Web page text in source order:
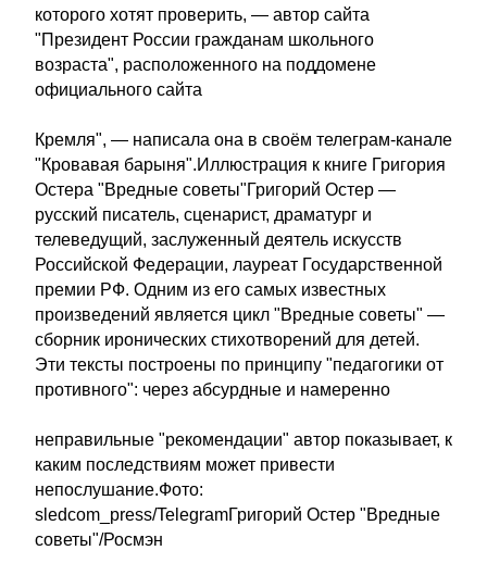
которого хотят проверить, — автор сайта
"Президент России гражданам школьного
возраста", расположенного на поддомене
официального сайта
Кремля", — написала она в своём телеграм-канале
"Кровавая барыня".Иллюстрация к книге Григория
Остера "Вредные советы"Григорий Остер —
русский писатель, сценарист, драматург и
телеведущий, заслуженный деятель искусств
Российской Федерации, лауреат Государственной
премии РФ. Одним из его самых известных
произведений является цикл "Вредные советы" —
сборник иронических стихотворений для детей.
Эти тексты построены по принципу "педагогики от
противного": через абсурдные и намеренно
неправильные "рекомендации" автор показывает, к
каким последствиям может привести
непослушание.Фото:
sledcom_press/TelegramГригорий Остер "Вредные
советы"/Росмэн